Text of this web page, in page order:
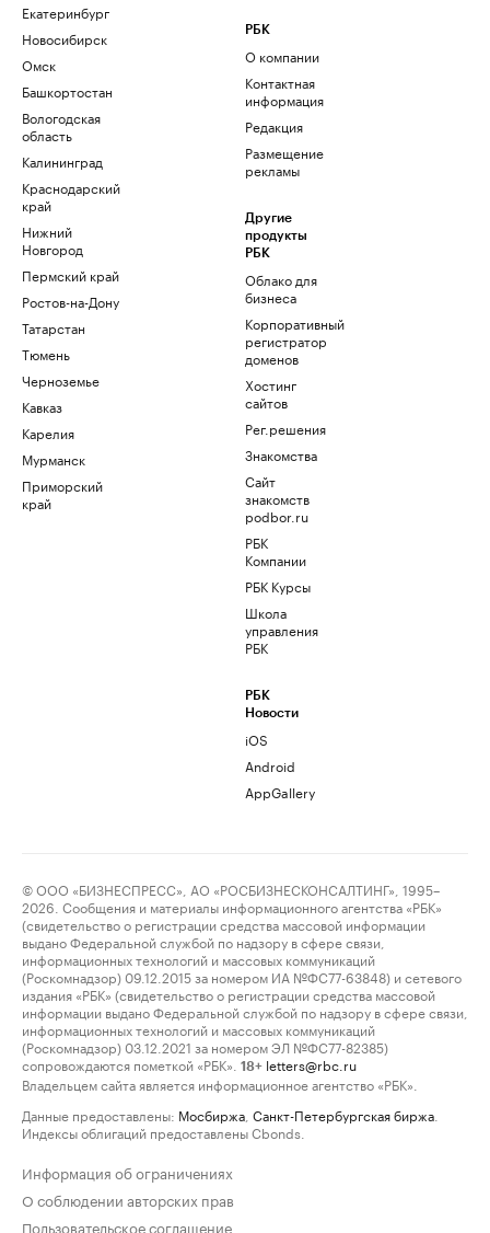
Екатеринбург
Новосибирск
Омск
Башкортостан
Вологодская
область
Калининград
Краснодарский
край
Нижний
Новгород
Пермский край
Ростов-на-Дону
Татарстан
Тюмень
Черноземье
Кавказ
Карелия
Мурманск
Приморский
край
РБК
О компании
Контактная
информация
Редакция
Размещение
рекламы
Другие
продукты
РБК
Облако для
бизнеса
Корпоративный
регистратор
доменов
Хостинг
сайтов
Рег.решения
Знакомства
Сайт
знакомств
podbor.ru
РБК
Компании
РБК Курсы
Школа
управления
РБК
РБК
Новости
iOS
Android
AppGallery
© ООО «БИЗНЕСПРЕСС», АО «РОСБИЗНЕСКОНСАЛТИНГ», 1995–
2026. Сообщения и материалы информационного агентства «РБК»
(свидетельство о регистрации средства массовой информации
выдано Федеральной службой по надзору в сфере связи,
информационных технологий и массовых коммуникаций
(Роскомнадзор) 09.12.2015 за номером ИА №ФС77-63848) и сетевого
издания «РБК» (свидетельство о регистрации средства массовой
информации выдано Федеральной службой по надзору в сфере связи,
информационных технологий и массовых коммуникаций
(Роскомнадзор) 03.12.2021 за номером ЭЛ №ФС77-82385)
сопровождаются пометкой «РБК».
18+ letters@rbc.ru
Владельцем сайта является информационное агентство «РБК».
Данные предоставлены: Мосбиржа Санкт-Петербургская биржа
Индексы облигаций предоставлены Cbonds.
Информация об ограничениях
О соблюдении авторских прав
Пользовательское соглашение